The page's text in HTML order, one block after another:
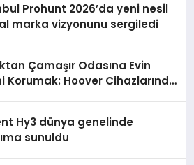
Prohunt 2026’da yeni nesil
marka vizyonunu sergiledi
Çamaşır Odasına Evin
Korumak: Hoover Cihazlarında
Hy3 dünya genelinde
sunuldu